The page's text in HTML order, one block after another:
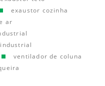
exaustor cozinha
ar
ventilador de coluna